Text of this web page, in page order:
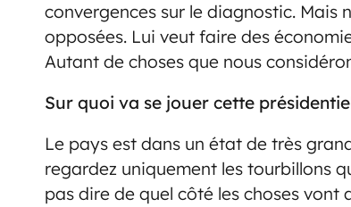
convergences sur le diagnostic. Mais
opposées. Lui veut faire des
Autant de choses que nous
Sur quoi va se jouer cette
Le pays est dans un état de très
regardez uniquement les tourbillons
pas dire de quel côté les choses vont